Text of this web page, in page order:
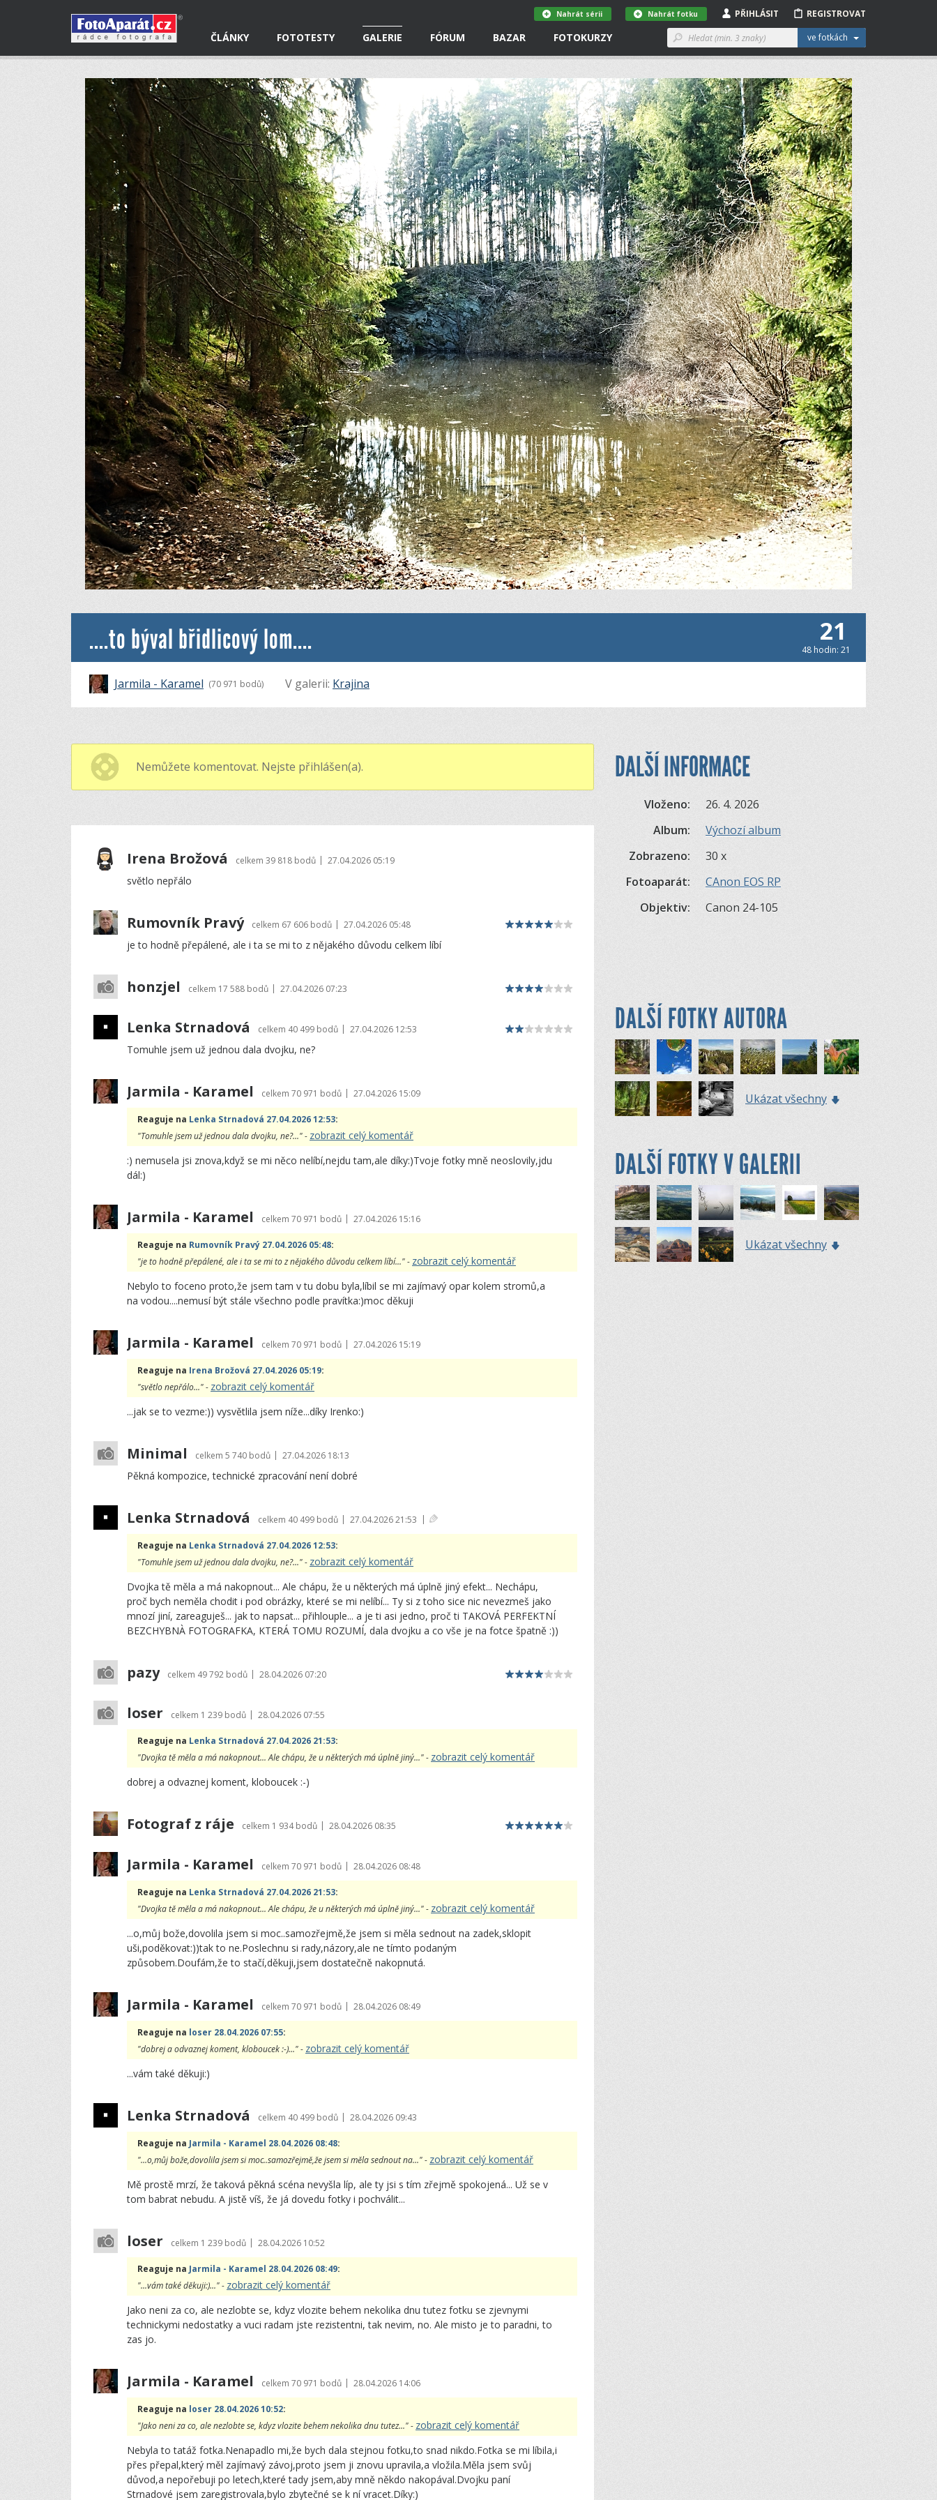
ČLÁNKY FOTOTESTY GALERIE FÓRUM BAZAR FOTOKURZY ve fotkách
REGISTROVAT
PŘIHLÁSIT
Nahrát fotku
Nahrát sérii
....to býval břidlicový lom.... 21
48 hodin: 21
Jarmila - Karamel (70 971 bodů) V galerii: Krajina
Nemůžete komentovat. Nejste přihlášen(a).
Irena Brožová celkem 39 818 bodů | 27.04.2026 05:19
světlo nepřálo
Rumovník Pravý celkem 67 606 bodů | 27.04.2026 05:48
je to hodně přepálené, ale i ta se mi to z nějakého důvodu celkem líbí
honzjel celkem 17 588 bodů | 27.04.2026 07:23
Lenka Strnadová celkem 40 499 bodů | 27.04.2026 12:53
Tomuhle jsem už jednou dala dvojku, ne?
Jarmila - Karamel celkem 70 971 bodů | 27.04.2026 15:09
Reaguje na Lenka Strnadová 27.04.2026 12:53:
"Tomuhle jsem už jednou dala dvojku, ne?..." - zobrazit celý komentář
:) nemusela jsi znova,když se mi něco nelíbí,nejdu tam,ale díky:)Tvoje fotky mně neoslovily,jdu
dál:)
Jarmila - Karamel celkem 70 971 bodů | 27.04.2026 15:16
Reaguje na Rumovník Pravý 27.04.2026 05:48:
"je to hodně přepálené, ale i ta se mi to z nějakého důvodu celkem líbí..." - zobrazit celý komentář
Nebylo to foceno proto,že jsem tam v tu dobu byla,líbil se mi zajímavý opar kolem stromů,a
na vodou....nemusí být stále všechno podle pravítka:)moc děkuji
Jarmila - Karamel celkem 70 971 bodů | 27.04.2026 15:19
Reaguje na Irena Brožová 27.04.2026 05:19:
"světlo nepřálo..." - zobrazit celý komentář
...jak se to vezme:)) vysvětlila jsem níže...díky Irenko:)
Minimal celkem 5 740 bodů | 27.04.2026 18:13
Pěkná kompozice, technické zpracování není dobré
Lenka Strnadová celkem 40 499 bodů | 27.04.2026 21:53 |
Reaguje na Lenka Strnadová 27.04.2026 12:53:
"Tomuhle jsem už jednou dala dvojku, ne?..." - zobrazit celý komentář
Dvojka tě měla a má nakopnout... Ale chápu, že u některých má úplně jiný efekt... Nechápu,
proč bych neměla chodit i pod obrázky, které se mi nelíbí... Ty si z toho sice nic nevezmeš jako
mnozí jiní, zareaguješ... jak to napsat... přihlouple... a je ti asi jedno, proč ti TAKOVÁ PERFEKTNÍ
BEZCHYBNÀ FOTOGRAFKA, KTERÁ TOMU ROZUMÍ, dala dvojku a co vše je na fotce špatně :))
pazy celkem 49 792 bodů | 28.04.2026 07:20
loser celkem 1 239 bodů | 28.04.2026 07:55
Reaguje na Lenka Strnadová 27.04.2026 21:53:
"Dvojka tě měla a má nakopnout... Ale chápu, že u některých má úplně jiný..." - zobrazit celý komentář
dobrej a odvaznej koment, kloboucek :-)
Fotograf z ráje celkem 1 934 bodů | 28.04.2026 08:35
Jarmila - Karamel celkem 70 971 bodů | 28.04.2026 08:48
Reaguje na Lenka Strnadová 27.04.2026 21:53:
"Dvojka tě měla a má nakopnout... Ale chápu, že u některých má úplně jiný..." - zobrazit celý komentář
...o,můj bože,dovolila jsem si moc..samozřejmě,že jsem si měla sednout na zadek,sklopit
uši,poděkovat:))tak to ne.Poslechnu si rady,názory,ale ne tímto podaným
způsobem.Doufám,že to stačí,děkuji,jsem dostatečně nakopnutá.
Jarmila - Karamel celkem 70 971 bodů | 28.04.2026 08:49
Reaguje na loser 28.04.2026 07:55:
"dobrej a odvaznej koment, kloboucek :-)..." - zobrazit celý komentář
...vám také děkuji:)
Lenka Strnadová celkem 40 499 bodů | 28.04.2026 09:43
Reaguje na Jarmila - Karamel 28.04.2026 08:48:
"...o,můj bože,dovolila jsem si moc..samozřejmě,že jsem si měla sednout na..." - zobrazit celý komentář
Mě prostě mrzí, že taková pěkná scéna nevyšla líp, ale ty jsi s tím zřejmě spokojená... Už se v
tom babrat nebudu. A jistě víš, že já dovedu fotky i pochválit...
loser celkem 1 239 bodů | 28.04.2026 10:52
Reaguje na Jarmila - Karamel 28.04.2026 08:49:
"...vám také děkuji:)..." - zobrazit celý komentář
Jako neni za co, ale nezlobte se, kdyz vlozite behem nekolika dnu tutez fotku se zjevnymi
technickymi nedostatky a vuci radam jste rezistentni, tak nevim, no. Ale misto je to paradni, to
zas jo.
Jarmila - Karamel celkem 70 971 bodů | 28.04.2026 14:06
Reaguje na loser 28.04.2026 10:52:
"Jako neni za co, ale nezlobte se, kdyz vlozite behem nekolika dnu tutez..." - zobrazit celý komentář
Nebyla to tatáž fotka.Nenapadlo mi,že bych dala stejnou fotku,to snad nikdo.Fotka se mi líbila,i
přes přepal,který měl zajímavý závoj,proto jsem ji znovu upravila,a vložila.Měla jsem svůj
důvod,a nepořebuji po letech,které tady jsem,aby mně někdo nakopával.Dvojku paní
Strnadové jsem zaregistrovala,bylo zbytečné se k ní vracet.Díky:)
DALŠÍ INFORMACE
Vloženo:
26. 4. 2026
Album:
Výchozí album
Zobrazeno:
30 x
Fotoaparát:
CAnon EOS RP
Objektiv:
Canon 24-105
DALŠÍ FOTKY AUTORA
Ukázat všechny
DALŠÍ FOTKY V GALERII
Ukázat všechny